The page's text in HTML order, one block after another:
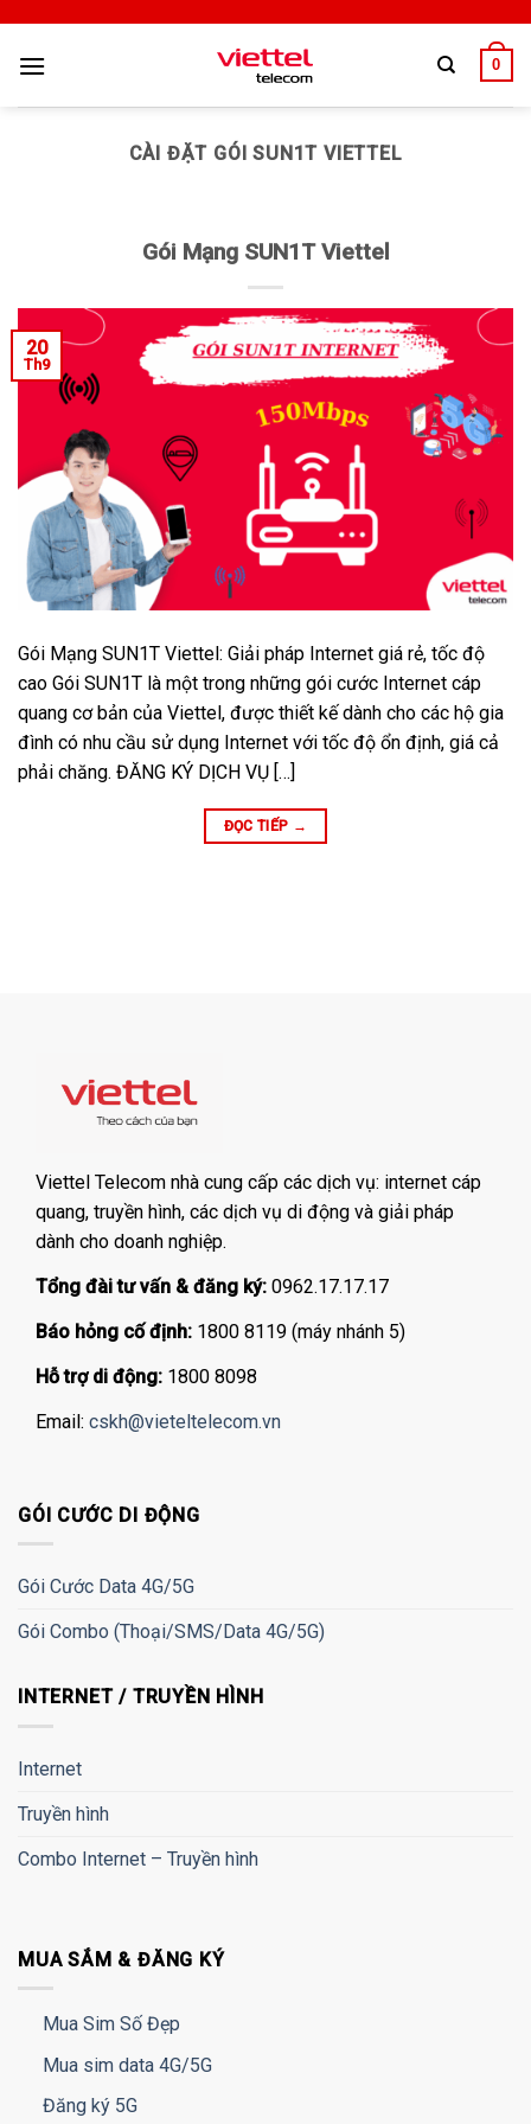
0
CÀI ĐẶT GÓI SUN1T VIETTEL
Gói Mạng SUN1T Viettel
20
Th9
Gói Mạng SUN1T Viettel: Giải pháp Internet giá rẻ, tốc độ
cao Gói SUN1T là một trong những gói cước Internet cáp
quang cơ bản của Viettel, được thiết kế dành cho các hộ gia
đình có nhu cầu sử dụng Internet với tốc độ ổn định, giá cả
phải chăng. ĐĂNG KÝ DỊCH VỤ […]
ĐỌC TIẾP →
Viettel Telecom nhà cung cấp các dịch vụ: internet cáp
quang, truyền hình, các dịch vụ di động và giải pháp
dành cho doanh nghiệp.
Tổng đài tư vấn & đăng ký: 0962.17.17.17
Báo hỏng cố định: 1800 8119 (máy nhánh 5)
Hỗ trợ di động: 1800 8098
Email: cskh@vieteltelecom.vn
GÓI CƯỚC DI ĐỘNG
Gói Cước Data 4G/5G
Gói Combo (Thoại/SMS/Data 4G/5G)
INTERNET / TRUYỀN HÌNH
Internet
Truyền hình
Combo Internet – Truyền hình
MUA SẮM & ĐĂNG KÝ
Mua Sim Số Đẹp
Mua sim data 4G/5G
Đăng ký 5G